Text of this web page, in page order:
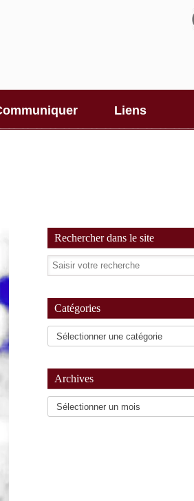
Liens
Rechercher dans le site
Catégories
Archives
Archives